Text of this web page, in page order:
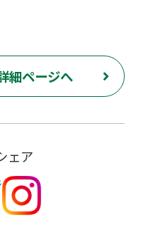
細ページへ
ェア